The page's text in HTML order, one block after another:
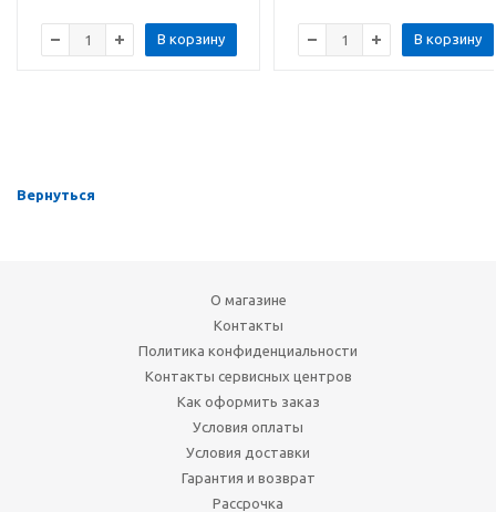
В корзину В корзину
Вернуться
О магазине
Контакты
Политика конфиденциальности
Контакты сервисных центров
Как оформить заказ
Условия оплаты
Условия доставки
Гарантия и возврат
Рассрочка